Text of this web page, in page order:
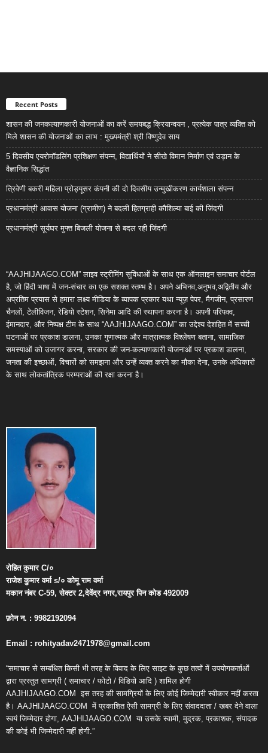
Recent Posts
शासन की जनकल्याणकारी योजनाओं का करें समयबद्ध क्रियान्वयन , प्रत्येक पात्र व्यक्ति को
मिले शासन की योजनाओं का लाभ : मुख्यमंत्री श्री विष्णुदेव साय
5 दिवसीय एयरोमॉडलिंग प्रशिक्षण संपन्न, विद्यार्थियों ने सीखे विमान निर्माण एवं उड़ान के
वैज्ञानिक सिद्धांत
त्रिवेणी बकरी महिला प्रोड्यूसर कंपनी की दो दिवसीय उन्मुखीकरण कार्यशाला संपन्न
प्रधानमंत्री आवास योजना (ग्रामीण) ने बदली हितग्राही कौशिल्या बाई की जिंदगी
प्रधानमंत्री सूर्यघर मुफ्त बिजली योजना से बदल रही जिंदगी
“AAJHIJAAGO.COM” लाइव स्ट्रीमिंग सुविधाओं के साथ एक ऑनलाइन समाचार पोर्टल
है, जो हिंदी भाषा में जन-संचार का एक सशक्त स्तम्भ है। अपने अभिनव,अनुभव,अद्वितीय और
अप्रतिम प्रयास से हमारा लक्ष्य मीडिया के व्यापक प्रकार यथा न्यूज़ पेपर, मैगजीन, प्रसारण
चैनलों, टेलीविजन, रेडियो स्टेशन, सिनेमा आदि की स्थापना करना है। अपनी परिपक्व,
ईमानदार, और निष्पक्ष टीम के साथ “AAJHIJAAGO.COM” का उद्देश्य देशहित में सच्ची
घटनाओं पर प्रकाश डालना, उनका गुणात्मक और मात्रात्मक विश्लेषण बताना, सामाजिक
समस्याओं को उजागर करना, सरकार की जन-कल्याणकारी योजनाओं पर प्रकाश डालना,
जनता की इच्छाओं, विचारों को समझना और उन्हें व्यक्त करने का मौका देना, उनके अधिकारों
के साथ लोकतांत्रिक परम्पराओं की रक्षा करना है।
रोहित कुमारC/०
राजेश कुमार वर्माs/० कोमू राम वर्मा
मकान नंबरC-59,सेक्टर2,देवेंद्र नगर,रायपुर पिन कोड492009
फ़ोन न. : 9982192094
Email : rohityadav2471978@gmail.com
“समाचार से सम्बंधित किसी भी तरह के विवाद के लिए साइट के कुछ तत्वों में उपयोगकर्ताओं
द्वारा प्रस्तुत सामग्री ( समाचार / फोटो / विडियो आदि ) शामिल होगी
AAJHIJAAGO.COM इस तरह की सामग्रियों के लिए कोई जिम्मेदारी स्वीकार नहीं करता
है। AAJHIJAAGO.COM में प्रकाशित ऐसी सामग्री के लिए संवाददाता / खबर देने वाला
स्वयं जिम्मेदार होगा, AAJHIJAAGO.COM या उसके स्वामी, मुद्रक, प्रकाशक, संपादक
की कोई भी जिम्मेदारी नहीं होगी.”